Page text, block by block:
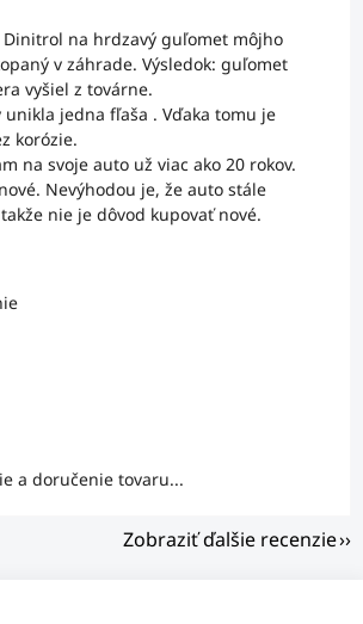
na hrdzavý guľomet môjho
v záhrade. Výsledok: guľomet
vyšiel z továrne.
unikla jedna fľaša . Vďaka tomu je
korózie.
na svoje auto už viac ako 20 rokov.
Nevýhodou je, že auto stále
nie je dôvod kupovať nové.
je 5 z 5 hviezdičiek.
je 5 z 5 hviezdičiek.
je 5 z 5 hviezdičiek.
a doručenie tovaru...
Zobraziť ďalšie recenzie